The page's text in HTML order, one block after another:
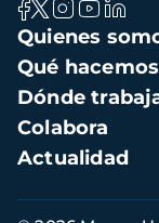
Navegación
principal
Quienes
Qué hacemos
Dónde
Colabora
Actualidad